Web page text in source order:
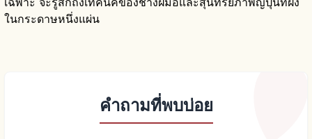
ในกระดาษหนึ่งแผ่น
คำถามที่พบบ่อย